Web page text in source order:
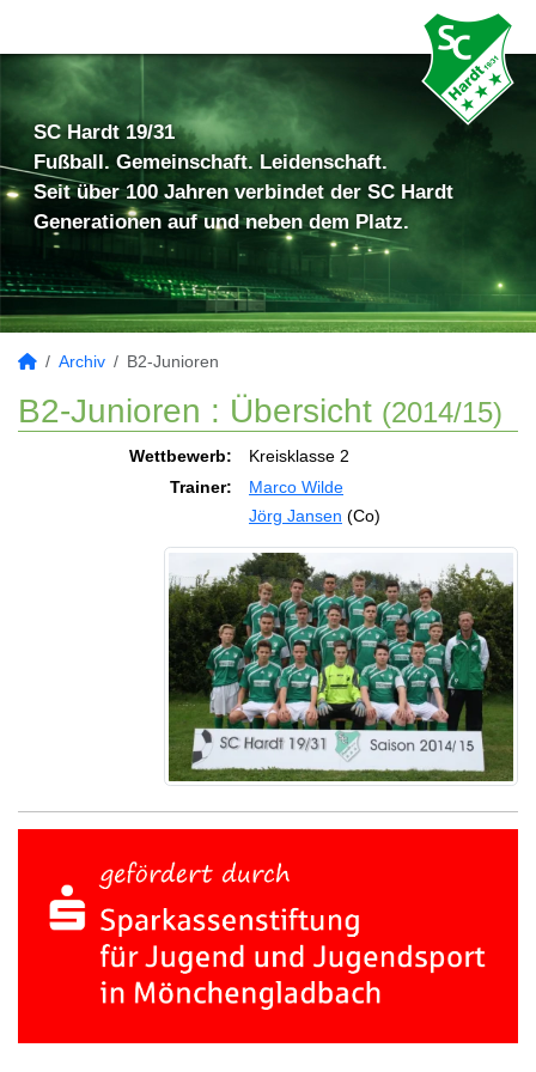
SC Hardt 19/31
Fußball. Gemeinschaft. Leidenschaft.
Seit über 100 Jahren verbindet der SC Hardt
Generationen auf und neben dem Platz.
Archiv B2-Junioren
B2-Junioren : Übersicht (2014/15)
Wettbewerb:
Kreisklasse 2
Trainer:
Marco Wilde
Jörg Jansen (Co)